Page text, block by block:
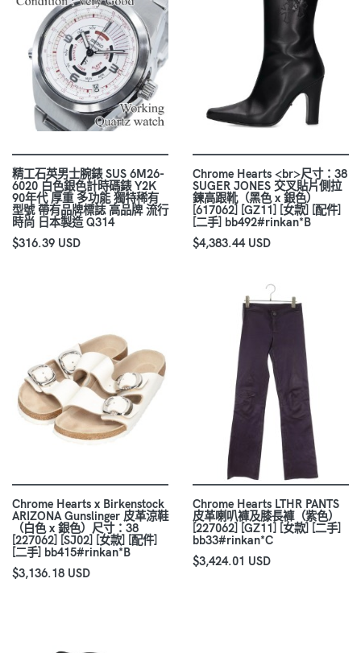
精工石英男士腕錶 SUS 6M26-
6020 白色銀色計時碼錶 Y2K
90年代 厚重 多功能 獨特稀有
型號 帶有品牌標誌 高品牌 流行
時尚 日本製造 Q314
$316.39 USD
Chrome Hearts <br>尺寸：38
SUGER JONES 交叉貼片側拉
鍊高跟靴（黑色 x 銀色）
[617062] [GZ11] [女款] [配件]
[二手] bb492#rinkan*B
$4,383.44 USD
Chrome Hearts x Birkenstock
ARIZONA Gunslinger 皮革涼鞋
（白色 x 銀色）尺寸：38
[227062] [SJ02] [女款] [配件]
[二手] bb415#rinkan*B
$3,136.18 USD
Chrome Hearts LTHR PANTS
皮革喇叭褲及膝長褲（紫色）
[227062] [GZ11] [女款] [二手]
bb33#rinkan*C
$3,424.01 USD